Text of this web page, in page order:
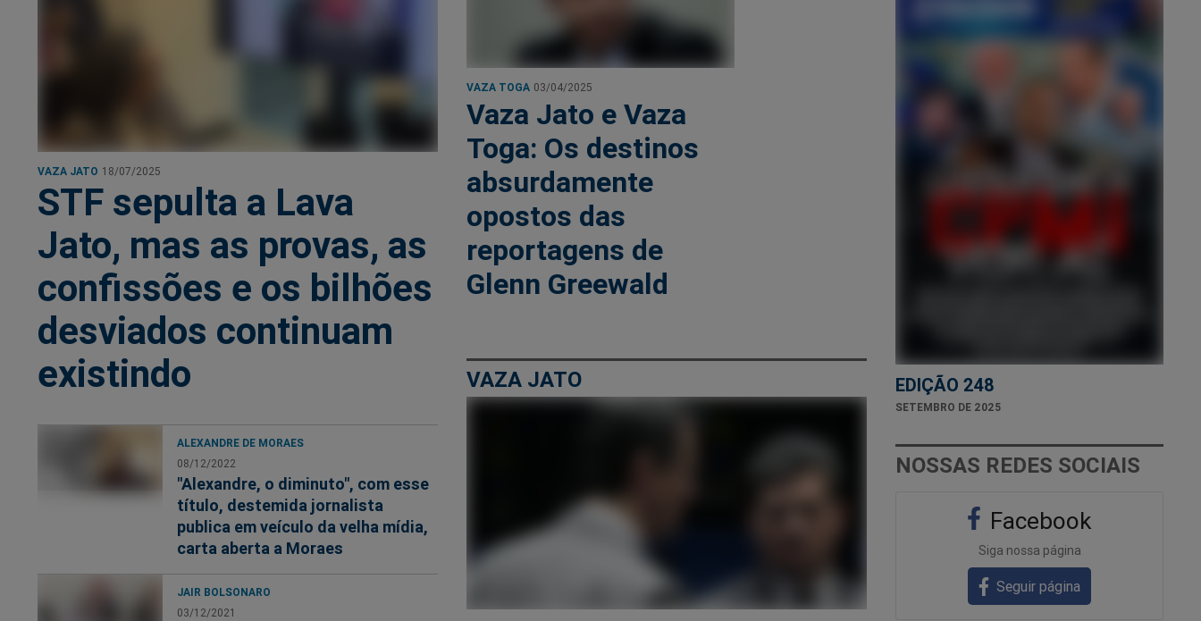
VAZA JATO 18/07/2025
STF sepulta a Lava
Jato, mas as provas, as
confissões e os bilhões
desviados continuam
existindo
ALEXANDRE DE MORAES
08/12/2022
"Alexandre, o diminuto", com esse
título, destemida jornalista
publica em veículo da velha mídia,
carta aberta a Moraes
JAIR BOLSONARO
03/12/2021
VAZA TOGA 03/04/2025
Vaza Jato e Vaza
Toga: Os destinos
absurdamente
opostos das
reportagens de
Glenn Greewald
VAZA JATO EDIÇÃO 248
SETEMBRO DE 2025
NOSSAS REDES SOCIAIS
Facebook
Siga nossa página
Seguir página